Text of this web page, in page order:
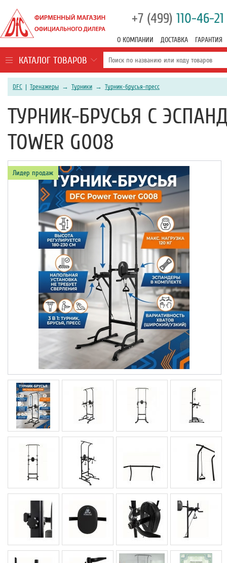
+7 (499) 110-46-21
О КОМПАНИИ ДОСТАВКА ГАРАНТИЯ
КАТАЛОГ ТОВАРОВ
DFC | Тренажеры → Турники → Турник-брусья-пресс
ТУРНИК-БРУСЬЯ C
TOWER G008
Лидер продаж